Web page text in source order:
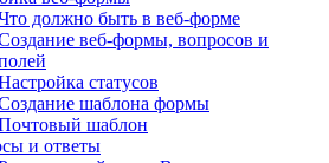
должно быть в веб-форме
веб-формы, вопросов и
статусов
шаблона формы
шаблон
и ответы